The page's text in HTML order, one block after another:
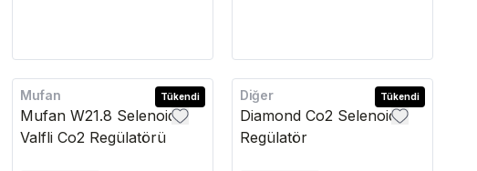
Tükendi
Mufan
Mufan W21.8 Selenoid
Valfli Co2 Regülatörü
Tükendi
Diğer
Diamond Co2 Selenoid
Regülatör